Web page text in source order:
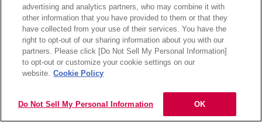
似合う人：イエベ春、イエベ秋
トップに細かなレイヤーを重ねた丸みショートボブに、黄み寄
りのライトブラウンをワンカラーで均一に入れたスタイル。
暖かなツヤがふわっと浮かび、毛先の動きまで軽やかに見えま
人にも安心。
advertising and analytics partners, who may combine it with
other information that you have provided to them or that they
have collected from your use of their services. You have the
right to opt-out of our sharing information about you with our
partners. Please click [Do Not Sell My Personal Information]
to opt-out or customize your cookie settings on our
website. Cookie Policy
Do Not Sell My Personal Information OK